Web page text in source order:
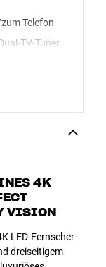
Telefon
TV-Tuner
4K
VISION
LED-Fernseher
dreiseitigem